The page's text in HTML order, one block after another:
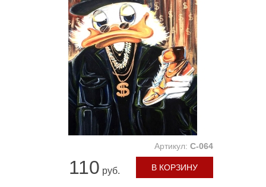
Артикул: C-064
110 руб. В КОРЗИНУ